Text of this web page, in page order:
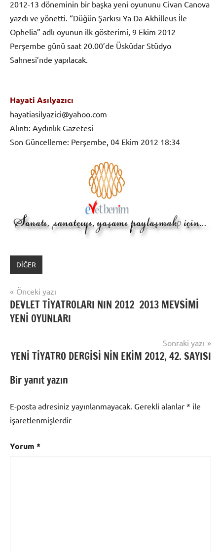
2012-13 döneminin bir başka yeni oyununu Civan Canova
yazdı ve yönetti. “Düğün Şarkısı Ya Da Akhilleus İle
Ophelia” adlı oyunun ilk gösterimi, 9 Ekim 2012
Perşembe günü saat 20.00’de Üsküdar Stüdyo
Sahnesi’nde yapılacak.
Hayati Asılyazıcı
hayatiasilyazici@yahoo.com
Alıntı: Aydınlık Gazetesi
Son Güncelleme: Perşembe, 04 Ekim 2012 18:34
DİĞER
Yazı
gezinmesi
Önceki yazı
DEVLET TİYATROLARI NIN 2012  2013 MEVSİMİ
YENİ OYUNLARI
Sonraki yazı
YENİ TİYATRO DERGİSİ NİN EKİM 2012, 42. SAYISI
Bir yanıt yazın
E-posta adresiniz yayınlanmayacak. Gerekli alanlar * ile
işaretlenmişlerdir
Yorum *